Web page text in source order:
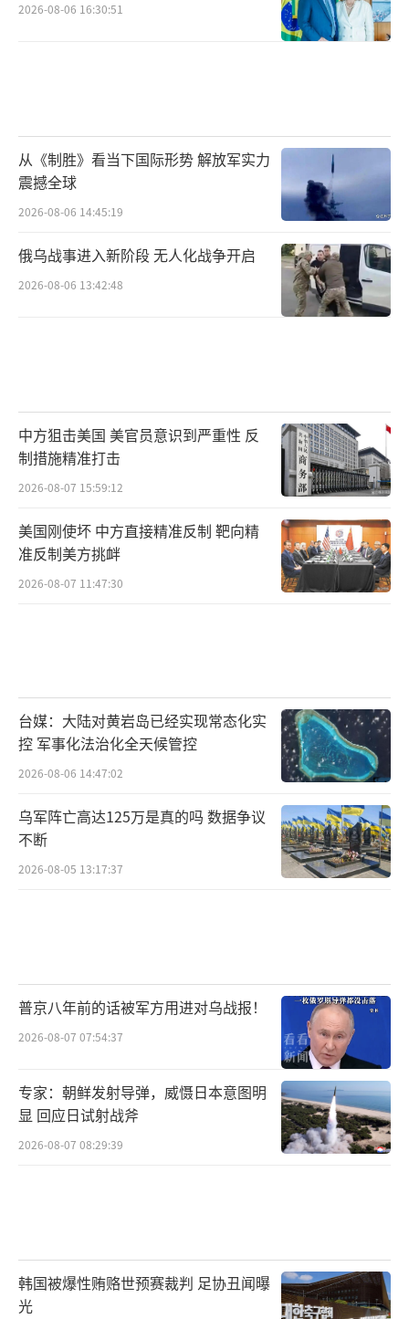
2026-08-06 16:30:51
从《制胜》看当下国际形势 解放军实力
震撼全球
2026-08-06 14:45:19
俄乌战事进入新阶段 无人化战争开启
2026-08-06 13:42:48
中方狙击美国 美官员意识到严重性 反
制措施精准打击
2026-08-07 15:59:12
美国刚使坏 中方直接精准反制 靶向精
准反制美方挑衅
2026-08-07 11:47:30
台媒：大陆对黄岩岛已经实现常态化实
控 军事化法治化全天候管控
2026-08-06 14:47:02
乌军阵亡高达125万是真的吗 数据争议
不断
2026-08-05 13:17:37
普京八年前的话被军方用进对乌战报！
2026-08-07 07:54:37
专家：朝鲜发射导弹，威慑日本意图明
显 回应日试射战斧
2026-08-07 08:29:39
韩国被爆性贿赂世预赛裁判 足协丑闻曝
光